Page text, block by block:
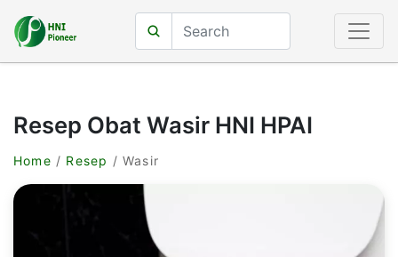
Resep Obat Wasir HNI HPAI
Home / Resep / Wasir